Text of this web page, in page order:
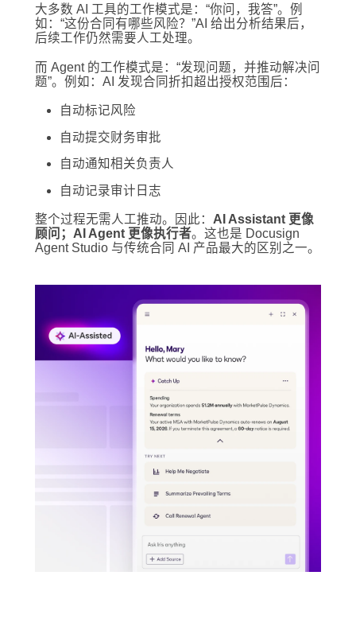
大多数 AI 工具的工作模式是：“你问，我答”。例
如：“这份合同有哪些风险？”AI 给出分析结果后，
后续工作仍然需要人工处理。
而 Agent 的工作模式是：“发现问题，并推动解决问
题”。例如：AI 发现合同折扣超出授权范围后：
自动标记风险
自动提交财务审批
自动通知相关负责人
自动记录审计日志
整个过程无需人工推动。因此： AI Assistant 更像
顾问；AI Agent 更像执行者。这也是 Docusign
Agent Studio 与传统合同 AI 产品最大的区别之一。